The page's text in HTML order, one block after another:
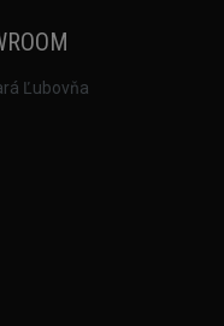
Ľubovňa